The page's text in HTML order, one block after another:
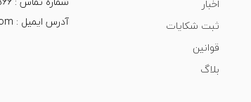
اخبار
ثبت شکایات
قوانین
بلاگ
آدرس ایمیل : info@shopfa.com